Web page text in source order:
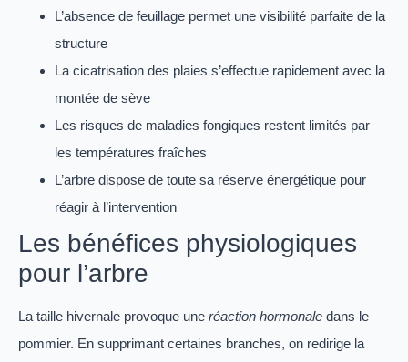
L’absence de feuillage permet une visibilité parfaite de la
structure
La cicatrisation des plaies s’effectue rapidement avec la
montée de sève
Les risques de maladies fongiques restent limités par
les températures fraîches
L’arbre dispose de toute sa réserve énergétique pour
réagir à l’intervention
Les bénéfices physiologiques
pour l’arbre
La taille hivernale provoque une réaction hormonale dans le
pommier. En supprimant certaines branches, on redirige la